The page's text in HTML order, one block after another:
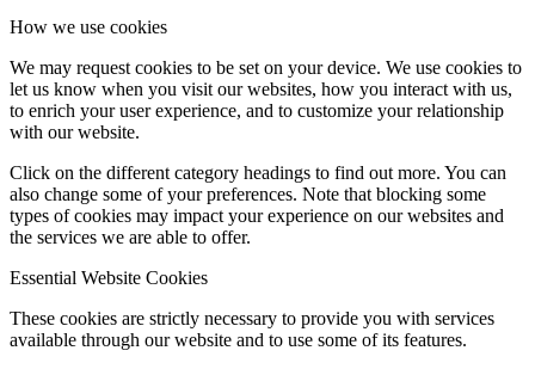
How we use cookies
We may request cookies to be set on your device. We use cookies to
let us know when you visit our websites, how you interact with us,
to enrich your user experience, and to customize your relationship
with our website.
Click on the different category headings to find out more. You can
also change some of your preferences. Note that blocking some
types of cookies may impact your experience on our websites and
the services we are able to offer.
Essential Website Cookies
These cookies are strictly necessary to provide you with services
available through our website and to use some of its features.